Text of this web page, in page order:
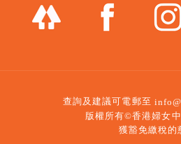
查詢及建議可電郵至
版權所有©香港婦女
獲豁免繳稅的